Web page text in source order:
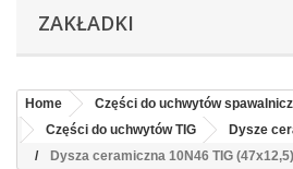
ZAKŁADKI
Home
Części do uchwytów
Części do uchwytów TIG
Dysze
Dysza ceramiczna 10N46 TIG